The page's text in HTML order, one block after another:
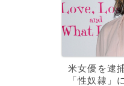
米女優を逮
「性奴隷」